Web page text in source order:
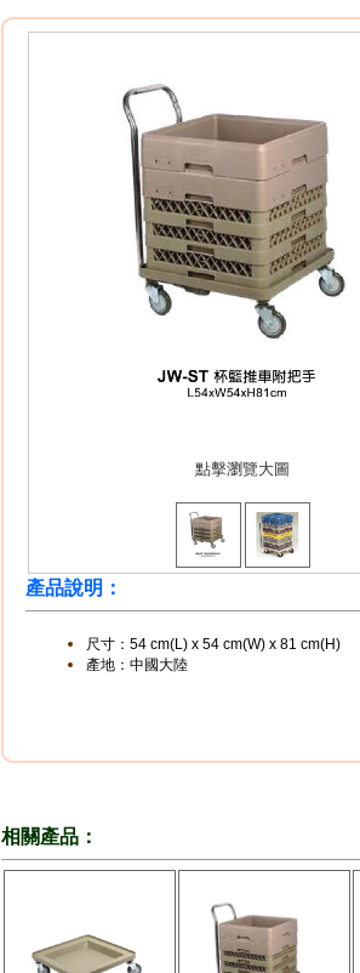
點擊瀏覽大圖
產品說明：
尺寸： 54 cm(L) x 54 cm(W) x 81 cm(H)
產地：中國大陸
相關產品：